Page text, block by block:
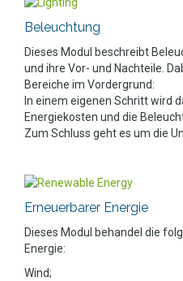
Beleuchtung
Dieses Modul beschreibt
und ihre Vor- und Nachteile.
Bereiche im Vordergrund:
In einem eigenen Schritt wird
Energiekosten und die
Zum Schluss geht es um die
Erneuerbarer Energie
Dieses Modul behandel die
Energie:
Wind;